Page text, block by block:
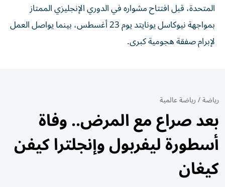
المتحدة، قبل افتتاح مشواره في الدوري الإنجليزي الممتاز
بمواجهة نيوكاسل يونايتد يوم 23 أغسطس، بينما يواصل العمل
لإبرام صفقة هجومية كبرى.
رياضة/رياضة عالمية
بعد صراع مع المرض.. وفاة
أسطورة ليفربول وإنجلترا كيفن
كيغان